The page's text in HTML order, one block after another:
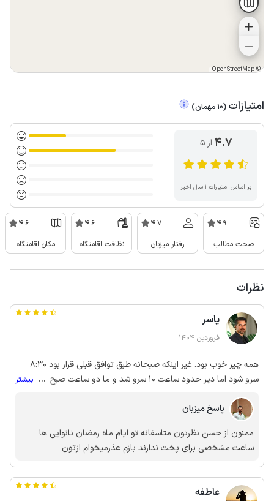
©
OpenStreetMap
امتیازات (
10 مهمان)
4.7 از ۵
بر اساس امتیازات ۱ سال اخیر
4.9
صحت مطالب
4.7
رفتار میزبان
4.6
نظافت اقامتگاه
4.6
مکان اقامتگاه
نظرات
یاسر
فروردین 1404
همه چیز خوب بود. غیر اینکه صبحانه طبق توافق قبلی قرار بود 8:30
سرو شود اما دیر حدود ساعت 10 سرو شد و ما دو ساعت صبح را برای
... بیشتر
پاسخ میزبان
ممنون از حسن نظرتون متاسفانه تو ایام ماه رمضان نانوایی ها
ساعت مشخصی برای پخت ندارند بازم عذرمیخوام ازتون
عاطفه